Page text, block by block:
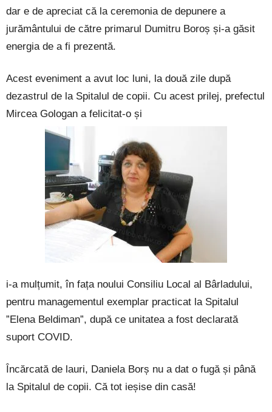
dar e de apreciat că la ceremonia de depunere a
jurământului de către primarul Dumitru Boroș și-a găsit
energia de a fi prezentă.
Acest eveniment a avut loc luni, la două zile după
dezastrul de la Spitalul de copii. Cu acest prilej, prefectul
Mircea Gologan a felicitat-o și
i-a mulțumit, în fața noului Consiliu Local al Bârladului,
pentru managementul exemplar practicat la Spitalul
”Elena Beldiman”, după ce unitatea a fost declarată
suport COVID.
Încărcată de lauri, Daniela Borș nu a dat o fugă și până
la Spitalul de copii. Că tot ieșise din casă!